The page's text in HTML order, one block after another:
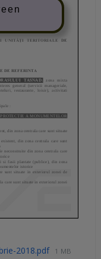
2018.pdf 1 MB